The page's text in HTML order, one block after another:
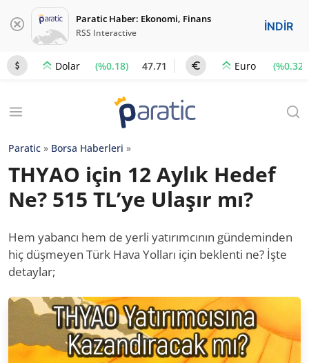
Paratic Haber: Ekonomi, Finans
RSS Interactive İNDİR
Dolar (%0.18) 47.71 Euro (%0.32)
Paratic » Borsa Haberleri »
THYAO için 12 Aylık Hedef
Ne? 515 TL’ye Ulaşır mı?
Hem yabancı hem de yerli yatırımcının gündeminden
hiç düşmeyen Türk Hava Yolları için beklenti ne? İşte
detaylar;